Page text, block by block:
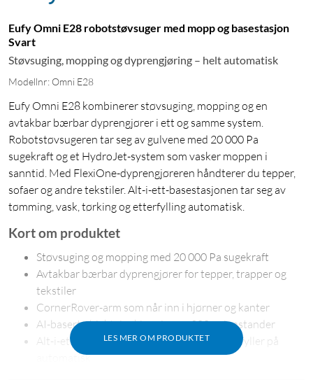
Eufy Omni E28 robotstøvsuger med mopp og basestasjon
Svart
Støvsuging, mopping og dyprengjøring – helt automatisk
Modellnr: Omni E28
Eufy Omni E28 kombinerer støvsuging, mopping og en
avtakbar bærbar dyprengjører i ett og samme system.
Robotstøvsugeren tar seg av gulvene med 20 000 Pa
sugekraft og et HydroJet-system som vasker moppen i
sanntid. Med FlexiOne-dyprengjøreren håndterer du tepper,
sofaer og andre tekstiler. Alt-i-ett-basestasjonen tar seg av
tømming, vask, tørking og etterfylling automatisk.
LES MER OM PRODUKTET
Kort om produktet
Støvsuging og mopping med 20 000 Pa sugekraft
Avtakbar bærbar dyprengjører for tepper, trapper og
tekstiler
CornerRover-arm som når inn i hjørner og kanter
AI-basert objektgjenkjenning av 200+ gjenstander
Alt-i-ett-basestasjon som vasker, tørker og fyller på
automatisk